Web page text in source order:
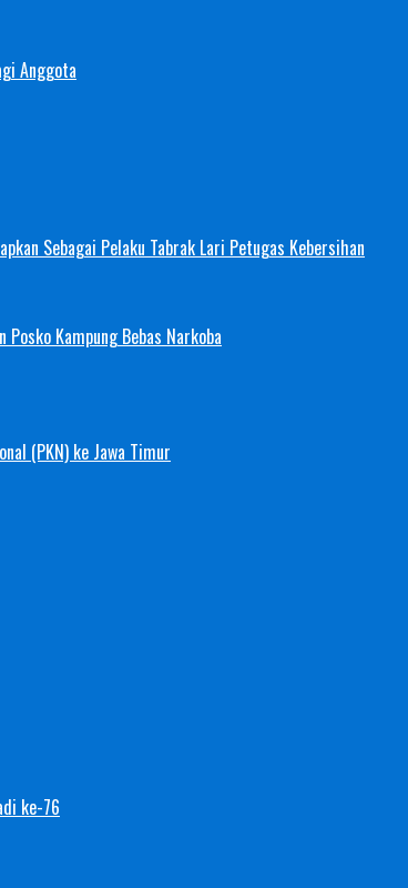
Anggota
Sebagai Pelaku Tabrak Lari Petugas Kebersihan
Kampung Bebas Narkoba
(PKN) ke Jawa Timur
ke-76